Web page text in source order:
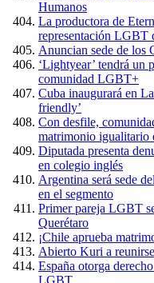
Humanos
La productora de
representación LGBT
Anuncian sede de los
‘Lightyear’ tendrá un
comunidad LGBT+
Cuba inaugurará en
friendly’
Con desfile,
matrimonio igualitario
Diputada presenta
en colegio inglés
Argentina será sede
en el segmento
Primer pareja LGBT
Querétaro
¡Chile aprueba
Abierto Kuri a
España otorga
LGBT